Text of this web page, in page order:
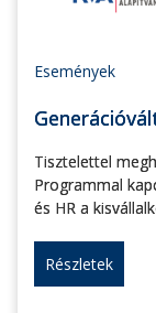
Események
Tisztelettel
Programmal
és HR a
Részletek